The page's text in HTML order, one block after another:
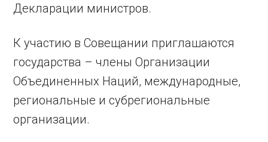
Декларации министров.
К участию в Совещании приглашаются
государства – члены Организации
Объединенных Наций, международные,
региональные и субрегиональные
организации.